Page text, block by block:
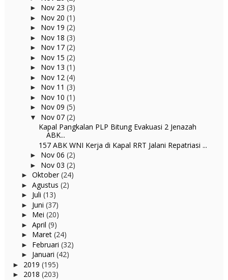
► Nov 23 (3)
► Nov 20 (1)
► Nov 19 (2)
► Nov 18 (3)
► Nov 17 (2)
► Nov 15 (2)
► Nov 13 (1)
► Nov 12 (4)
► Nov 11 (3)
► Nov 10 (1)
► Nov 09 (5)
▼ Nov 07 (2)
Kapal Pangkalan PLP Bitung Evakuasi 2 Jenazah
ABK...
157 ABK WNI Kerja di Kapal RRT Jalani Repatriasi ...
► Nov 06 (2)
► Nov 03 (2)
► Oktober(24)
► Agustus (2)
► Juli (13)
► Juni (37)
► Mei (20)
► April (9)
► Maret (24)
► Februari (32)
► Januari (42)
► 2019 (195)
► 2018 (203)